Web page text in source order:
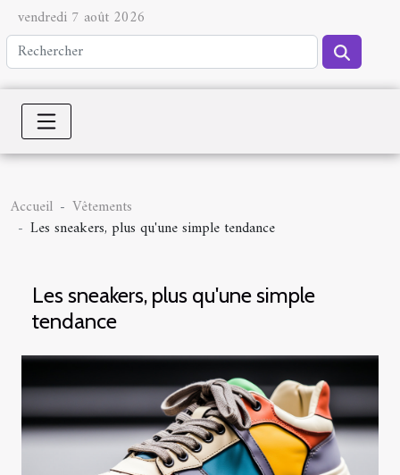
vendredi 7 août 2026
Accueil
Vêtements
Les sneakers, plus qu'une simple tendance
Les sneakers, plus qu'une simple
tendance